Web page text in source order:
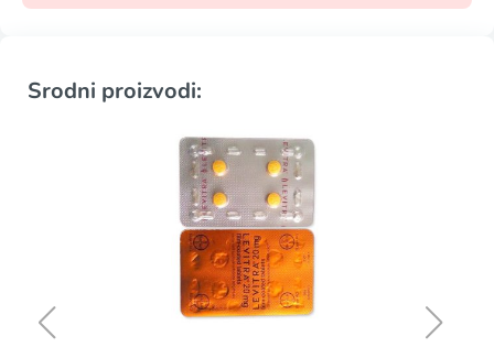
Srodni proizvodi: